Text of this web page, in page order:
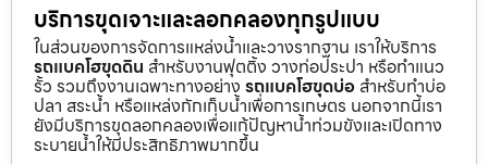
บริการขุดเจาะและลอกคลองทุกรูปแบบ
ในส่วนของการจัดการแหล่งน้ำและวางรากฐาน เราให้บริการ
รถแบคโฮขุดดิน สำหรับงานฟุตติ้ง วางท่อประปา หรือทำแนว
รั้ว รวมถึงงานเฉพาะทางอย่าง รถแบคโฮขุดบ่อ สำหรับทำบ่อ
ปลา สระน้ำ หรือแหล่งกักเก็บน้ำเพื่อการเกษตร นอกจากนี้เรา
ยังมีบริการขุดลอกคลองเพื่อแก้ปัญหาน้ำท่วมขังและเปิดทาง
ระบายน้ำให้มีประสิทธิภาพมากขึ้น